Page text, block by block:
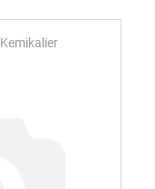
Kemikalier